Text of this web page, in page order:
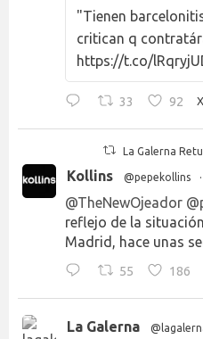
"Tienen
critican q
https://t.co/
33 92 X
La Galerna
Kollins @pepekollins ·
@TheNewOjeador
reflejo de la
Madrid, hace unas
55 186
La Galerna